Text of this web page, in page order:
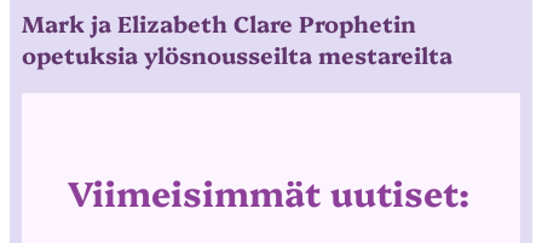
Mark ja Elizabeth Clare Prophetin
opetuksia ylösnousseilta mestareilta
Viimeisimmät uutiset: